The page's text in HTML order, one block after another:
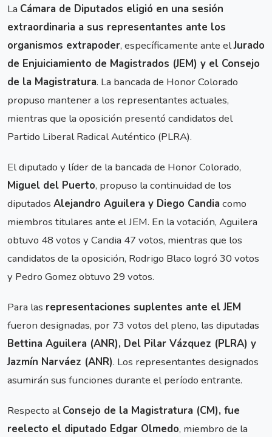
La Cámara de Diputados eligió en una sesión
extraordinaria a sus representantes ante los
organismos extrapoder, específicamente ante elJurado
de Enjuiciamiento de Magistrados (JEM) y el Consejo
de la Magistratura. La bancada de Honor Colorado
propuso mantener a los representantes actuales,
mientras que la oposición presentó candidatos del
Partido Liberal Radical Auténtico (PLRA).
El diputado y líder de la bancada de Honor Colorado,
Miguel del Puerto, propuso la continuidad de los
diputados Alejandro Aguilera y Diego Candia como
miembros titulares ante el JEM. En la votación, Aguilera
obtuvo 48 votos y Candia 47 votos, mientras que los
candidatos de la oposición, Rodrigo Blaco logró 30 votos
y Pedro Gomez obtuvo 29 votos.
Para las representaciones suplentes ante el JEM
fueron designadas, por 73 votos del pleno, las diputadas
Bettina Aguilera (ANR), Del Pilar Vázquez (PLRA) y
Jazmín Narváez (ANR). Los representantes designados
asumirán sus funciones durante el período entrante.
Respecto alConsejo de la Magistratura (CM), fue
reelecto el diputado Edgar Olmedo, miembro de la